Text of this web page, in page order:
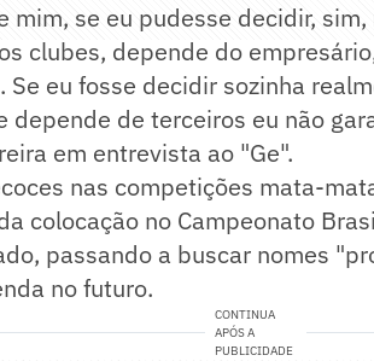
mim, se eu pudesse decidir,
clubes, depende do
Se eu fosse decidir sozinha
depende de terceiros eu não
em entrevista ao "Ge".
nas competições mata-
colocação no Campeonato
passando a buscar nomes
no futuro.
CONTINUA
APÓS A
PUBLICIDADE